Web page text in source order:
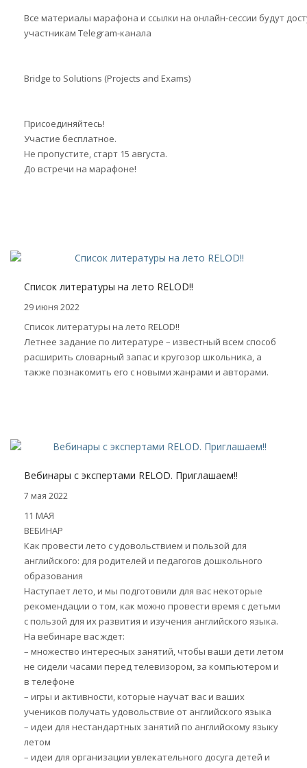
Все материалы марафона и ссылки на онлайн-сессии будут
участникам Telegram-канала
Bridge to Solutions (Projects and Exams)
Присоединяйтесь!
Участие бесплатное.
Не пропустите, старт 15 августа.
До встречи на марафоне!
Список литературы на лето RELOD!!
29 июня 2022
Список литературы на лето RELOD!!
Летнее задание по литературе – известный всем способ
расширить словарный запас и кругозор школьника, а
также познакомить его с новыми жанрами и авторами.
Вебинары с экспертами RELOD. Приглашаем!!
7 мая 2022
11 МАЯ
ВЕБИНАР
Как провести лето с удовольствием и пользой для
английского: для родителей и педагогов дошкольного
образования
Наступает лето, и мы подготовили для вас некоторые
рекомендации о том, как можно провести время с детьми
с пользой для их развития и изучения английского языка.
На вебинаре вас ждет:
– множество интересных занятий, чтобы ваши дети летом
не сидели часами перед телевизором, за компьютером и
в телефоне
– игры и активности, которые научат вас и ваших
учеников получать удовольствие от английского языка
– идеи для нестандартных занятий по английскому языку
летом
– идеи для организации увлекательного досуга детей и